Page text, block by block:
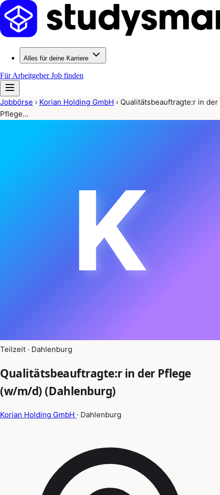
Alles für deine Karriere
Für ArbeitgeberJob finden
Jobbörse › Korian Holding GmbH › Qualitätsbeauftragte:r in der
Pflege…
K
Teilzeit · Dahlenburg
Qualitätsbeauftragte:r in der Pflege
(w/m/d) (Dahlenburg)
Korian Holding GmbH · Dahlenburg